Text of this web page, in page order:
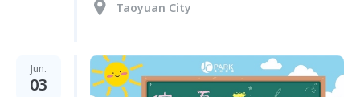
Taoyuan City
Jun.
03